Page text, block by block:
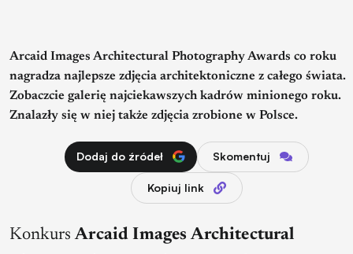
Arcaid Images Architectural Photography Awards co roku
nagradza najlepsze zdjęcia architektoniczne z całego świata.
Zobaczcie galerię najciekawszych kadrów minionego roku.
Znalazły się w niej także zdjęcia zrobione w Polsce.
Dodaj do źródeł Skomentuj
Kopiuj link
KonkursArcaid Images Architectural